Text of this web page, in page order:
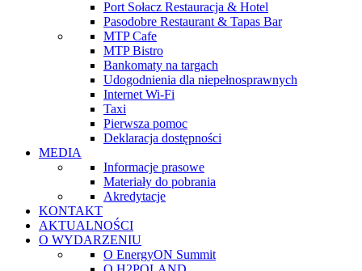
Port Sołacz Restauracja & Hotel
Pasodobre Restaurant & Tapas Bar
MTP Cafe
MTP Bistro
Bankomaty na targach
Udogodnienia dla niepełnosprawnych
Internet Wi-Fi
Taxi
Pierwsza pomoc
Deklaracja dostępności
MEDIA
Informacje prasowe
Materiały do pobrania
Akredytacje
KONTAKT
AKTUALNOŚCI
O WYDARZENIU
O EnergyON Summit